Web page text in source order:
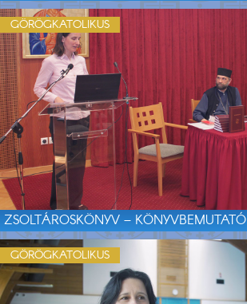
ZSOLTÁROSKÖNYV – KÖNYVBEMUTATÓ
GÖRÖGKATOLIKUS
GÖRÖGKATOLIKUS